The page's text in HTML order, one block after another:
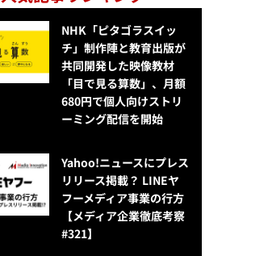
NHK「ピタゴラスイッ
チ」制作陣と教育出版が
共同開発した映像教材
「目で見る算数」、月額
680円で個人向けストリ
ーミング配信を開始
Yahoo!ニュースにプレス
リリース掲載？ LINEヤ
フーメディア事業の行方
【メディア企業徹底考察
#321】